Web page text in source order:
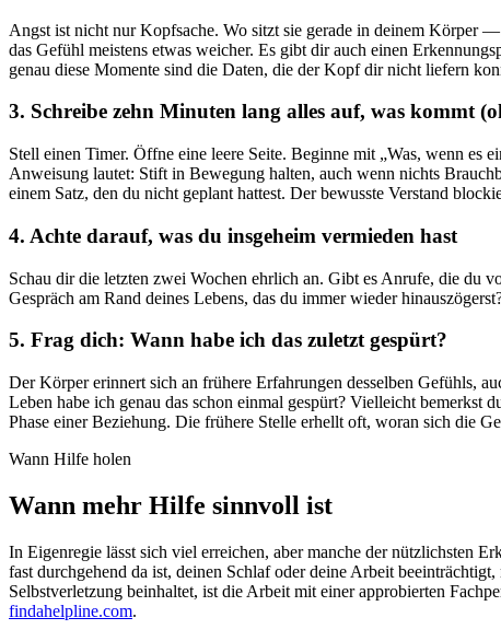
Angst ist nicht nur Kopfsache. Wo sitzt sie gerade in deinem Körper
das Gefühl meistens etwas weicher. Es gibt dir auch einen
genau diese Momente sind die Daten, die der Kopf dir nicht liefern
3. Schreibe zehn Minuten lang alles auf, was kommt
Stell einen Timer. Öffne eine leere Seite. Beginne mit „Was, wenn
Anweisung lautet: Stift in Bewegung halten, auch wenn nichts
einem Satz, den du nicht geplant hattest. Der bewusste Verstand
4. Achte darauf, was du insgeheim vermieden hast
Schau dir die letzten zwei Wochen ehrlich an. Gibt es Anrufe, die du
Gespräch am Rand deines Lebens, das du immer wieder
5. Frag dich: Wann habe ich das zuletzt gespürt?
Der Körper erinnert sich an frühere Erfahrungen desselben Gefühls,
Leben habe ich genau das schon einmal gespürt? Vielleicht
Phase einer Beziehung. Die frühere Stelle erhellt oft, woran sich die
Wann Hilfe holen
Wann mehr Hilfe sinnvoll ist
In Eigenregie lässt sich viel erreichen, aber manche der nützlichsten
fast durchgehend da ist, deinen Schlaf oder deine Arbeit
Selbstverletzung beinhaltet, ist die Arbeit mit einer approbierten
findahelpline.com.